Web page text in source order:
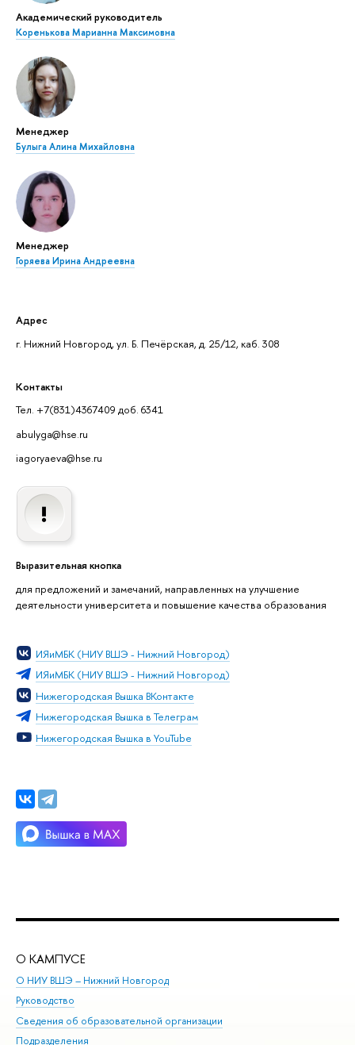
Академический руководитель
Коренькова Марианна Максимовна
Менеджер
Булыга Алина Михайловна
Менеджер
Горяева Ирина Андреевна
Адрес
г. Нижний Новгород, ул. Б. Печёрская, д. 25/12, каб. 308
Контакты
Тел. +7(831)4367409 доб. 6341
abulyga@hse.ru
iagoryaeva@hse.ru
Выразительная кнопка
для предложений и замечаний, направленных на улучшение
деятельности университета и повышение качества образования
ИЯиМБК (НИУ ВШЭ - Нижний Новгород)
ИЯиМБК (НИУ ВШЭ - Нижний Новгород)
Нижегородская Вышка ВКонтакте
Нижегородская Вышка в Телеграм
Нижегородская Вышка в YouTube
О КАМПУСЕ
О НИУ ВШЭ – Нижний Новгород
Руководство
Сведения об образовательной организации
Подразделения